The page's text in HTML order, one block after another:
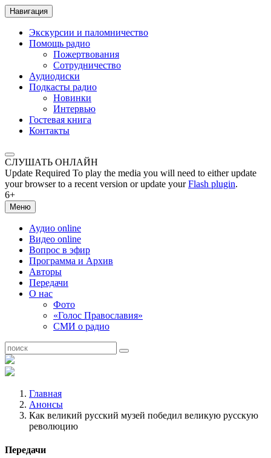
Навигация
Экскурсии и паломничество
Помощь радио
Пожертвования
Сотрудничество
Аудиодиски
Подкасты радио
Новинки
Интервью
Гостевая книга
Контакты
СЛУШАТЬ ОНЛАЙН
Update Required To play the media you will need to either update
your browser to a recent version or update yourFlash plugin.
6+
Меню
Аудио online
Видео online
Вопрос в эфир
Программа и Архив
Авторы
Передачи
О нас
Фото
«Голос Православия»
СМИ о радио
Главная
Анонсы
Как великий русский музей победил великую русскую
революцию
Передачи